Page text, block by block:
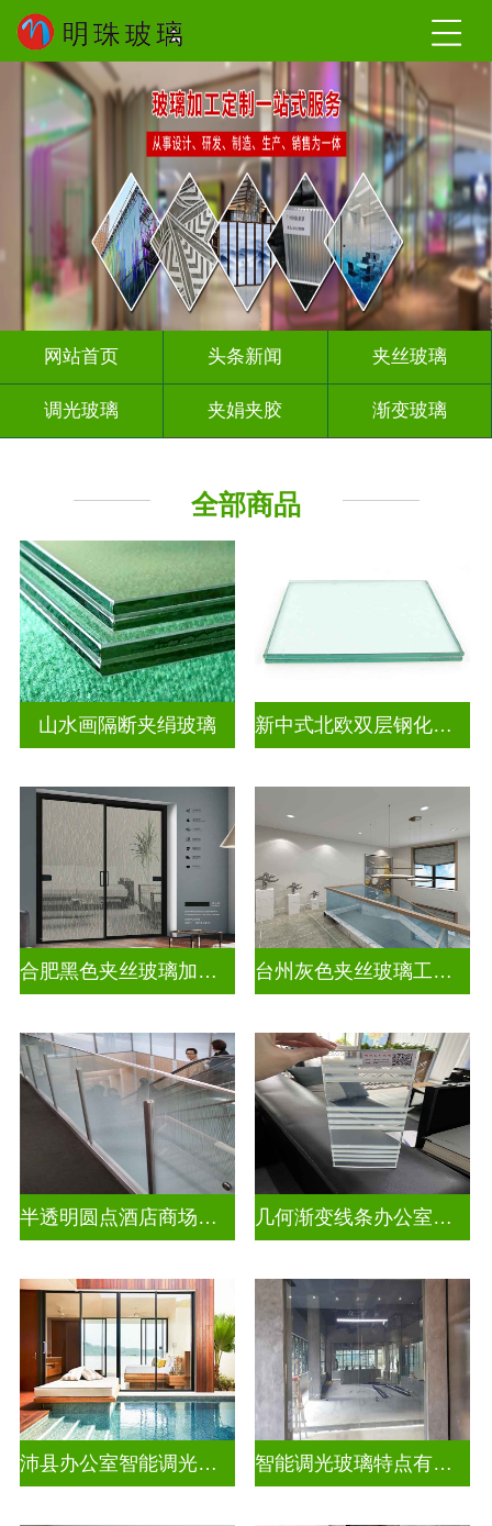
网站首页 头条新闻 夹丝玻璃
调光玻璃 夹娟夹胶 渐变玻璃
全部商品
山水画隔断夹绢玻璃 新中式北欧双层钢化夹胶
合肥黑色夹丝玻璃加工厂 台州灰色夹丝玻璃工厂招聘
半透明圆点酒店商场彩色渐变玻璃 几何渐变线条办公室彩色渐变玻璃
沛县办公室智能调光玻璃厂商 智能调光玻璃特点有哪些方面